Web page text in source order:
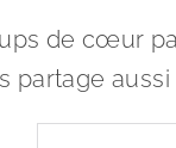
de cœur
partage